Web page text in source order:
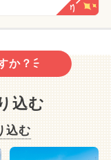
か？
込む
込む